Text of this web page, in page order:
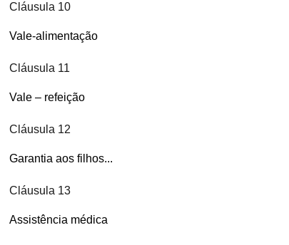
Cláusula 10
Vale-alimentação
Cláusula 11
Vale – refeição
Cláusula 12
Garantia aos filhos...
Cláusula 13
Assistência médica